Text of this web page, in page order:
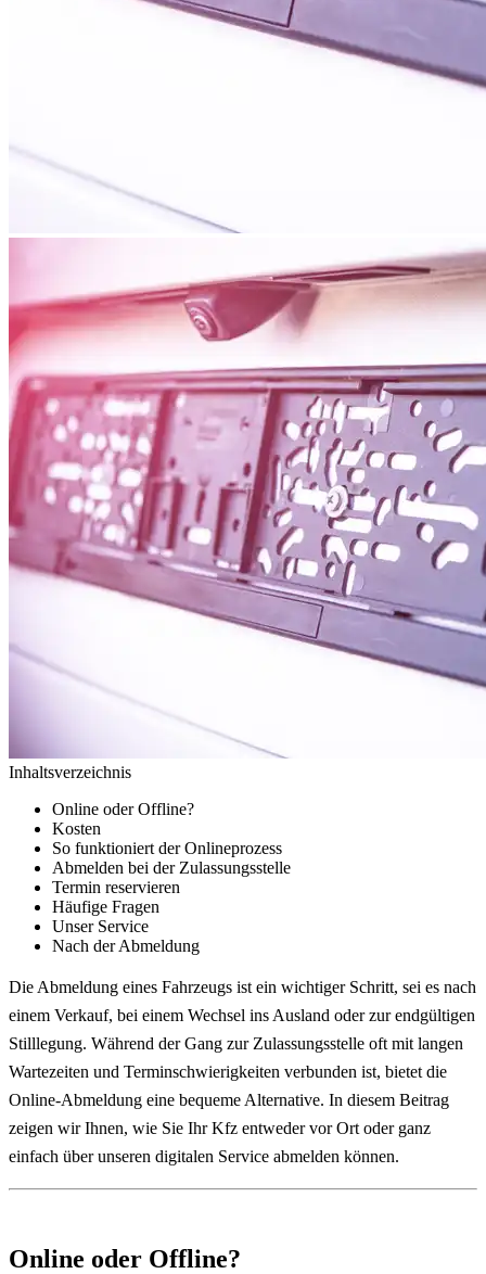
Inhaltsverzeichnis
Online oder Offline?
Kosten
So funktioniert der Onlineprozess
Abmelden bei der Zulassungsstelle
Termin reservieren
Häufige Fragen
Unser Service
Nach der Abmeldung
Die Abmeldung eines Fahrzeugs ist ein wichtiger Schritt, sei es nach
einem Verkauf, bei einem Wechsel ins Ausland oder zur endgültigen
Stilllegung. Während der Gang zur Zulassungsstelle oft mit langen
Wartezeiten und Terminschwierigkeiten verbunden ist, bietet die
Online-Abmeldung eine bequeme Alternative. In diesem Beitrag
zeigen wir Ihnen, wie Sie Ihr Kfz entweder vor Ort oder ganz
einfach über unseren digitalen Service abmelden können.
Online oder Offline?